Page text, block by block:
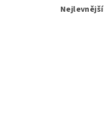
aNejlevnější